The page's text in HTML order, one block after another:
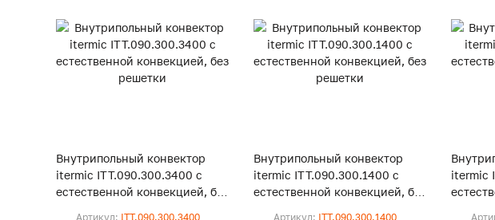
Внутрипольный конвектор
itermic ITT.090.300.3400 с
естественной конвекцией, без
Артикул: ITT.090.300.3400
Внутрипольный конвектор
itermic ITT.090.300.1400 с
естественной конвекцией, без
Артикул: ITT.090.300.1400
itermic